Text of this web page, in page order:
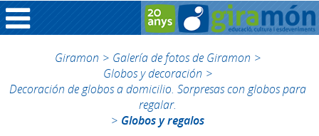
Giramon > Galería de fotos de Giramon >
Globos y decoración >
Decoración de globos a domicilio. Sorpresas con globos para
regalar.
> Globos y regalos